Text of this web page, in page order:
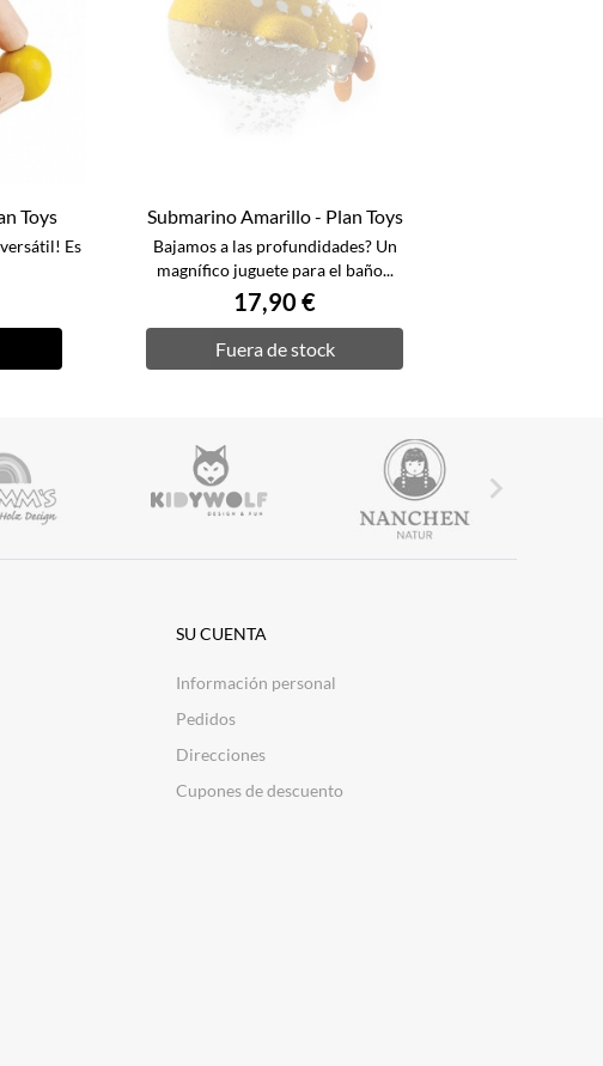
Toys
Es
Submarino Amarillo - Plan Toys
Bajamos a las profundidades? Un
magnífico juguete para el baño...
17,90 €
Fuera de stock

SU CUENTA
Información personal
Pedidos
Direcciones
Cupones de descuento